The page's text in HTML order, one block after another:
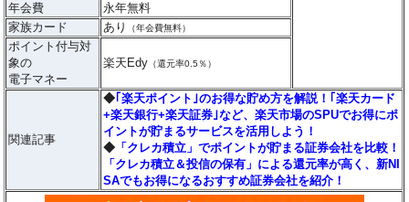
年会費
永年無料
家族カード
あり （年会費無料）
ポイント付与対
象の
電子マネー
楽天Edy （還元率0.5％）
関連記事
◆｢楽天ポイント｣のお得な貯め方を解説！｢楽天カード
+楽天銀行+楽天証券｣など、楽天市場のSPUでお得にポ
イントが貯まるサービスを活用しよう！
◆ 「クレカ積立」でポイントが貯まる証券会社を比較！
「クレカ積立＆投信の保有」による還元率が高く、新NI
SAでもお得になるおすすめ証券会社を紹介！